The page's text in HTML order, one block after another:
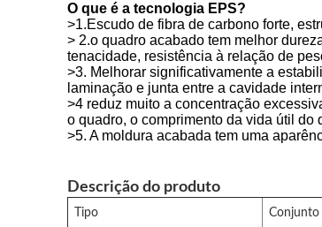
O que é a tecnologia EPS?
>1.Escudo de fibra de carbono forte,
> 2.o quadro acabado tem melhor
tenacidade, resistência à relação de
>3. Melhorar significativamente a
laminação e junta entre a cavidade
>4 reduz muito a concentração
o quadro, o comprimento da vida útil do
>5. A moldura acabada tem uma
Descrição do produto
Tipo Conjunto